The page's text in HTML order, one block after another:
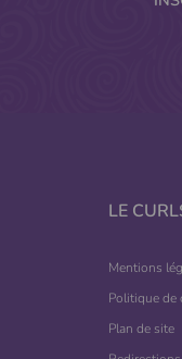
LE
Mentions
Politique de
Plan de site